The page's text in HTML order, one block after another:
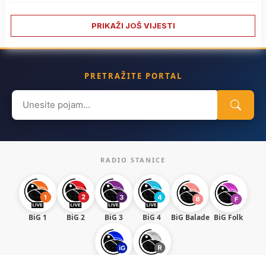
PRIKAŽI JOŠ VIJESTI
PRETRAŽITE PORTAL
Search
for:
RADIO STANICE
BiG 1 BiG 2 BiG 3 BiG 4 BiG Balade BiG Folk